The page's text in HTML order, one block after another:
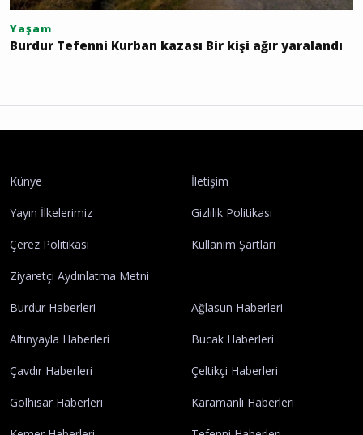
Yaşam
Burdur Tefenni Kurban kazası Bir kişi ağır yaralandı
Künye İletişim
Yayın İlkelerimiz Gizlilik Politikası
Çerez Politikası Kullanım Şartları
Ziyaretçi Aydınlatma Metni
Burdur Haberleri Ağlasun Haberleri
Altınyayla Haberleri Bucak Haberleri
Çavdır Haberleri Çeltikçi Haberleri
Gölhisar Haberleri Karamanlı Haberleri